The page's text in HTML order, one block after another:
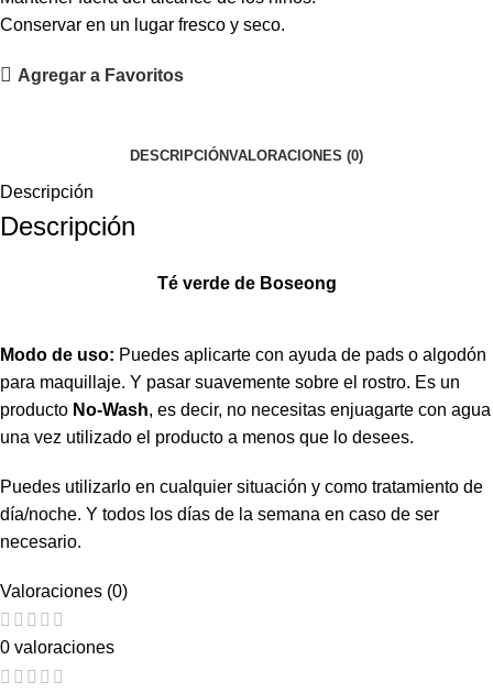
Conservar en un lugar fresco y seco.
Agregar a Favoritos
DESCRIPCIÓNVALORACIONES (0)
Descripción
Descripción
Té verde de Boseong
Modo de uso: Puedes aplicarte con ayuda de pads o algodón
para maquillaje. Y pasar suavemente sobre el rostro. Es un
producto No-Wash, es decir, no necesitas enjuagarte con agua
una vez utilizado el producto a menos que lo desees.
Puedes utilizarlo en cualquier situación y como tratamiento de
día/noche. Y todos los días de la semana en caso de ser
necesario.
Valoraciones (0)
0 valoraciones